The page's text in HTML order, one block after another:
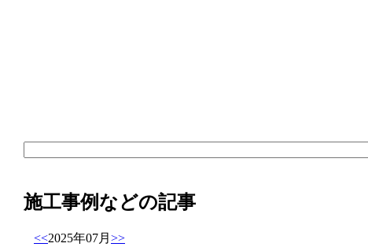
施工事例などの記事
<<2025年07月 >>